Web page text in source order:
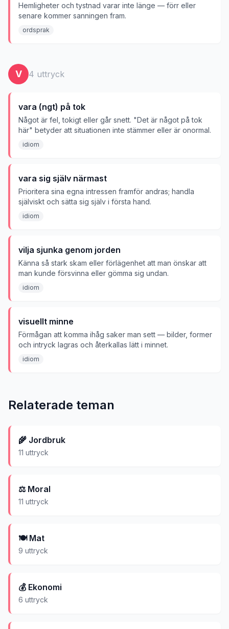
Hemligheter och tystnad varar inte länge — förr eller
senare kommer sanningen fram.
ordsprak
V 4 uttryck
vara (ngt) på tok
Något är fel, tokigt eller går snett. "Det är något på tok
här" betyder att situationen inte stämmer eller är onormal.
idiom
vara sig själv närmast
Prioritera sina egna intressen framför andras; handla
själviskt och sätta sig själv i första hand.
idiom
vilja sjunka genom jorden
Känna så stark skam eller förlägenhet att man önskar att
man kunde försvinna eller gömma sig undan.
idiom
visuellt minne
Förmågan att komma ihåg saker man sett — bilder, former
och intryck lagras och återkallas lätt i minnet.
idiom
Relaterade teman
🌾 Jordbruk
11 uttryck
⚖️ Moral
11 uttryck
🍽️ Mat
9 uttryck
💰 Ekonomi
6 uttryck